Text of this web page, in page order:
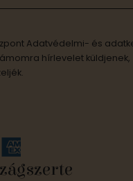
Adatvédelmi- és
hírlevelet küldjenek,